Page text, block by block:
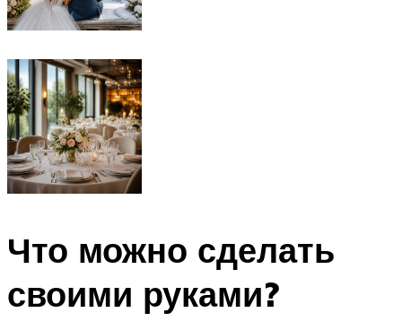
Что можно сделать
своими руками?